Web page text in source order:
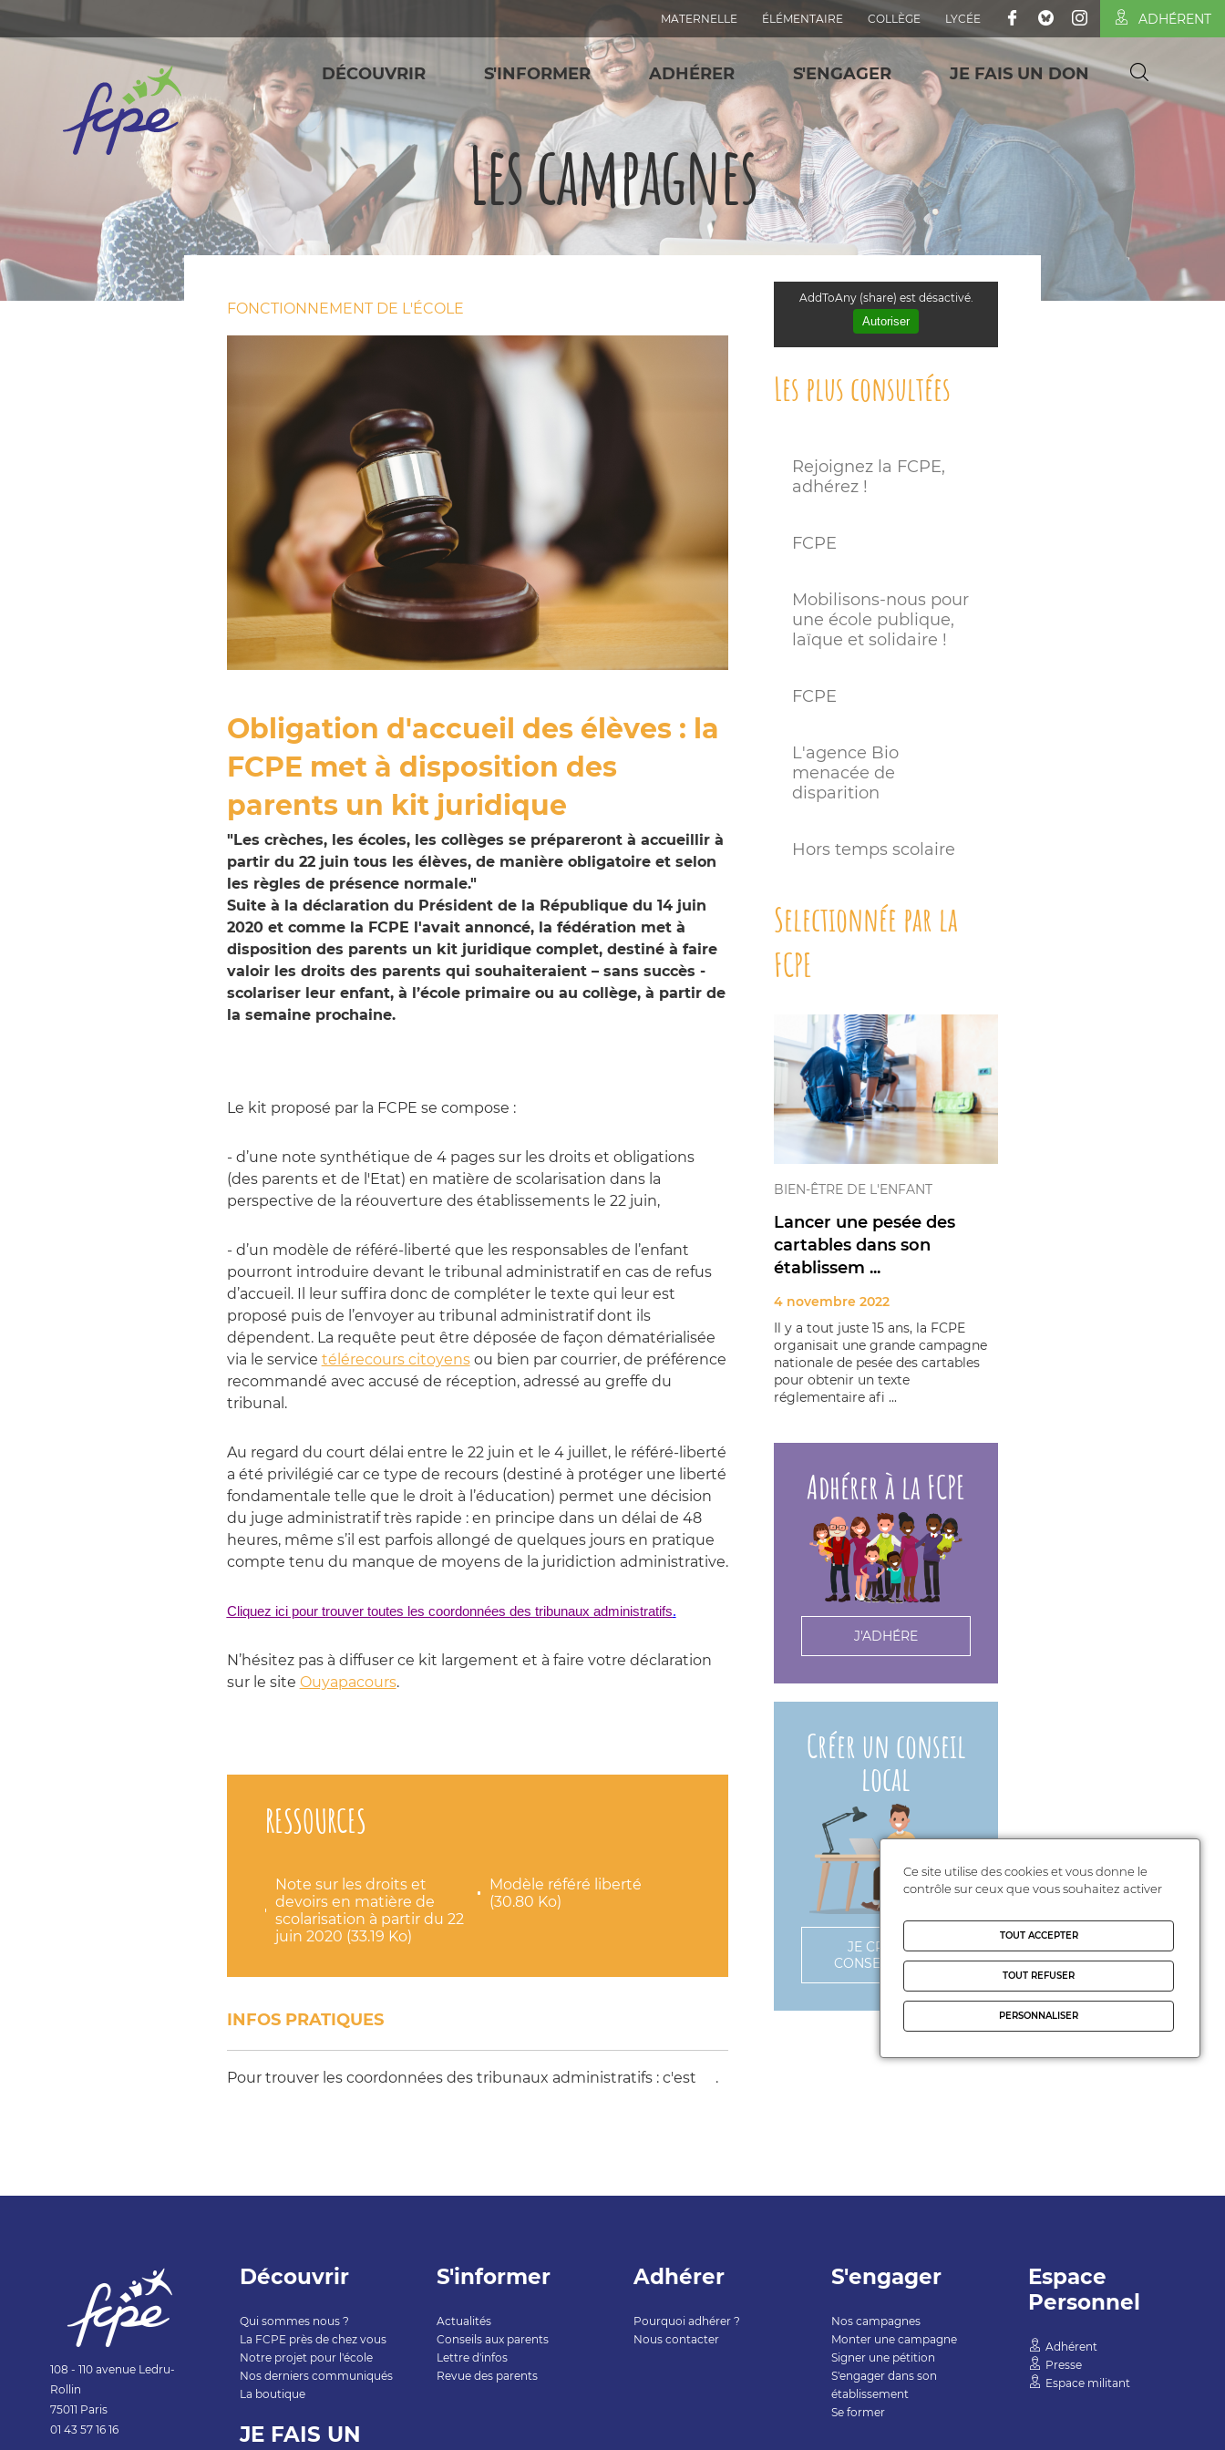
MATERNELLE ÉLÉMENTAIRE COLLÈGE LYCÉE ADHÉRENT
DÉCOUVRIR S'INFORMER ADHÉRER S'ENGAGER JE FAIS UN DON
Les campagnes
FONCTIONNEMENT DE L'ÉCOLE
Obligation d'accueil des élèves : la
FCPE met à disposition des
parents un kit juridique
"Les crèches, les écoles, les collèges se prépareront à accueillir à
partir du 22 juin tous les élèves, de manière obligatoire et selon
les règles de présence normale."
Suite à la déclaration du Président de la République du 14 juin
2020 et comme la FCPE l'avait annoncé, la fédération met à
disposition des parents un kit juridique complet, destiné à faire
valoir les droits des parents qui souhaiteraient – sans succès -
scolariser leur enfant, à l’école primaire ou au collège, à partir de
la semaine prochaine.
Le kit proposé par la FCPE se compose :
- d’une note synthétique de 4 pages sur les droits et obligations
(des parents et de l'Etat) en matière de scolarisation dans la
perspective de la réouverture des établissements le 22 juin,
- d’un modèle de référé-liberté que les responsables de l’enfant
pourront introduire devant le tribunal administratif en cas de refus
d’accueil. Il leur suffira donc de compléter le texte qui leur est
proposé puis de l’envoyer au tribunal administratif dont ils
dépendent. La requête peut être déposée de façon dématérialisée
via le service télérecours citoyensou bien par courrier, de préférence
recommandé avec accusé de réception, adressé au greffe du
tribunal.
Au regard du court délai entre le 22 juin et le 4 juillet, le référé-liberté
a été privilégié car ce type de recours (destiné à protéger une liberté
fondamentale telle que le droit à l’éducation) permet une décision
du juge administratif très rapide : en principe dans un délai de 48
heures, même s’il est parfois allongé de quelques jours en pratique
compte tenu du manque de moyens de la juridiction administrative.
Cliquez ici pour trouver toutes les coordonnées des tribunaux administratifs.
N’hésitez pas à diffuser ce kit largement et à faire votre déclaration
sur le site Ouyapacours.
RESSOURCES
Note sur les droits et
devoirs en matière de
scolarisation à partir du 22
juin 2020 (33.19 Ko)
Modèle référé liberté
(30.80 Ko)
INFOS PRATIQUES
Pour trouver les coordonnées des tribunaux administratifs : c'est .
AddToAny (share) est désactivé.
Autoriser
Les plus consultées
Rejoignez la FCPE,
adhérez !
FCPE
Mobilisons-nous pour
une école publique,
laïque et solidaire !
FCPE
L'agence Bio
menacée de
disparition
Hors temps scolaire
Selectionnée par la
FCPE
BIEN-ÊTRE DE L'ENFANT
Lancer une pesée des
cartables dans son
établissem ...
4 novembre 2022
Il y a tout juste 15 ans, la FCPE
organisait une grande campagne
nationale de pesée des cartables
pour obtenir un texte
réglementaire afi ...
Adhérer à la FCPE
J'ADHÉRE
Créer un conseil
local
JE CRÉE UN
CONSEIL LOCAL
108 - 110 avenue Ledru-
Rollin
75011 Paris
01 43 57 16 16
Découvrir
Qui sommes nous ?
La FCPE près de chez vous
Notre projet pour l'école
Nos derniers communiqués
La boutique
S'informer
Actualités
Conseils aux parents
Lettre d'infos
Revue des parents
Adhérer
Pourquoi adhérer ?
Nous contacter
S'engager
Nos campagnes
Monter une campagne
Signer une pétition
S'engager dans son
établissement
Se former
JE FAIS UN
Espace
Personnel
Adhérent
Presse
Espace militant
Panneau de gestion des cookies
Ce site utilise des cookies et vous donne le
contrôle sur ceux que vous souhaitez activer
TOUT ACCEPTER
TOUT REFUSER
PERSONNALISER